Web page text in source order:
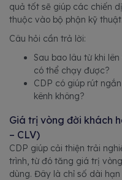
quả tốt sẽ giúp các chiến
thuộc vào bộ phận kỹ thuật.
Câu hỏi cần trả lời:
Sau bao lâu từ khi
có thể chạy được?
CDP có giúp rút
kênh không?
Giá trị vòng đời khách
– CLV)
CDP giúp cải thiện trải
trình, từ đó tăng giá trị
dùng. Đây là chỉ số dài